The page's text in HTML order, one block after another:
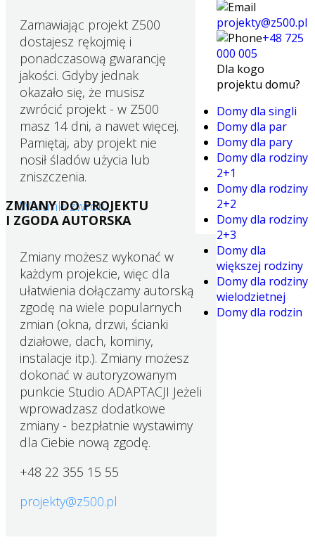
Zamawiając projekt Z500
dostajesz rękojmię i
ponadczasową gwarancję
jakości. Gdyby jednak
okazało się, że musisz
zwrócić projekt - w Z500
masz 14 dni, a nawet więcej.
Pamiętaj, aby projekt nie
nosił śladów użycia lub
zniszczenia.
Warunki zwrotu
ZMIANY DO PROJEKTU
I ZGODA AUTORSKA
Zmiany możesz wykonać w
każdym projekcie, więc dla
ułatwienia dołączamy autorską
zgodę na wiele popularnych
zmian (okna, drzwi, ścianki
działowe, dach, kominy,
instalacje itp.). Zmiany możesz
dokonać w autoryzowanym
punkcie Studio ADAPTACJI Jeżeli
wprowadzasz dodatkowe
zmiany - bezpłatnie wystawimy
dla Ciebie nową zgodę.
+48 22 355 15 55
projekty@z500.pl
projekty@z500.pl
+48 725
000 005
Dla kogo
projektu domu?
Domy dla singli
Domy dla par
Domy dla pary
Domy dla rodziny
2+1
Domy dla rodziny
2+2
Domy dla rodziny
2+3
Domy dla
większej rodziny
Domy dla rodziny
wielodzietnej
Domy dla rodzin